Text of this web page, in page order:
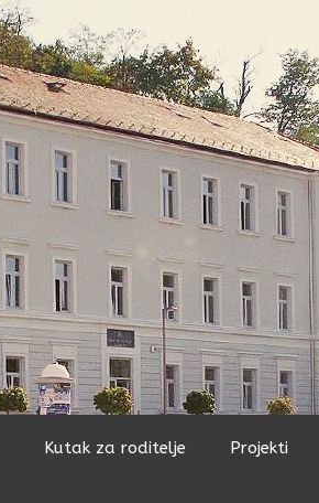
Kutak za roditelje Projekti